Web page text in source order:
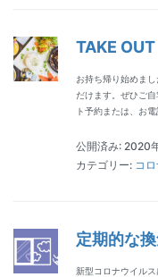
TAKE OUT
お持ち帰り始めま
だけます。ぜひご
ト予約または、お
公開済み: 2020
カテゴリー: コ
定期的な
新型コロナウイル